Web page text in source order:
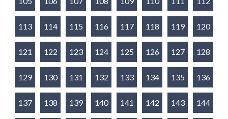
113 114 115 116 117 118 119 120
121 122 123 124 125 126 127 128
129 130 131 132 133 134 135 136
137 138 139 140 141 142 143 144